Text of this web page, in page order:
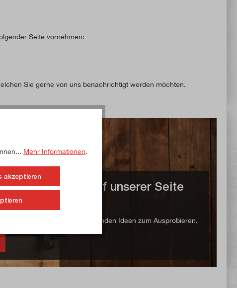
Seite vornehmen:
Sie gerne von uns benachrichtigt werden möchten.
Sie Ihr Projekt auf unserer Seite
Wir freuen uns auf Ihre spannenden Ideen zum Ausprobieren.
Mehr Informationen.
akzeptieren